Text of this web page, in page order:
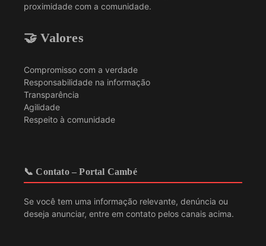
proximidade com a comunidade.
🤝 Valores
Compromisso com a verdade
Responsabilidade na informação
Transparência
Agilidade
Respeito à comunidade
📞 Contato – Portal Cambé
Se você tem uma informação relevante, denúncia ou
deseja anunciar, entre em contato pelos canais acima.